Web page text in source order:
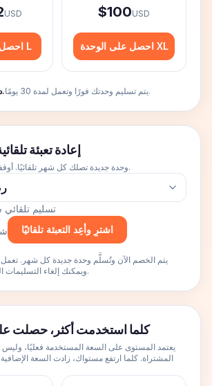
USD
احصل على الوحدة L
$100USD
احصل على الوحدة XL
دفع آمن. يتم تسليم وحدتك فورًا وتعمل لمدة 30 يومًا.
إعادة تعبئة
وحدة جديدة تصلك كل شهر تلقائيًا. أوقفها متى شئت.
تسليم
/ اشترِ وأعِد التعبئة تلقائيًا
ويمكنك إلغاء التسليمات القادمة في أي وقت.
كلما استخدمت أكثر، حصلت
يعتمد المستوى على السعة المستخدمة فعليًا،
المشتراة. كلما ارتفع مستواك، زادت السعة